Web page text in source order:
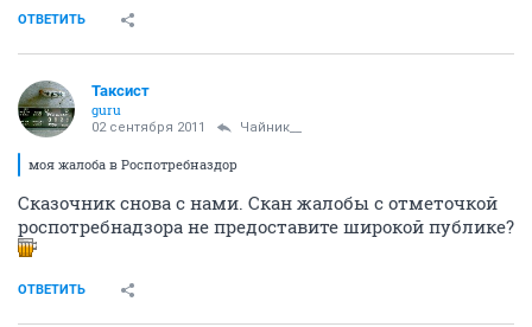
ОТВЕТИТЬ
Таксист
guru
02 сентября 2011 Чайник__
моя жалоба в Роспотребназдор
Сказочник снова с нами. Скан жалобы с отметочкой
роспотребнадзора не предоставите широкой публике?
ОТВЕТИТЬ